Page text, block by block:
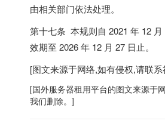
由相关部门依法处理。
第十七条 本规则自 2021 年 12
效期至 2026 年 12 月 27 日止。
[图文来源于网络,如有侵权,请联系
[国外服务器租用平台的图文来源于
我们删除。]